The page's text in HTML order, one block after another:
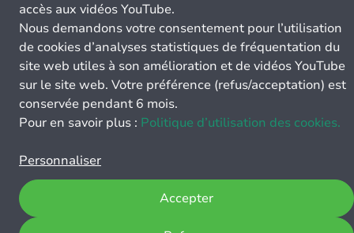
accès aux vidéos YouTube.
Nous demandons votre consentement pour l’utilisation
de cookies d’analyses statistiques de fréquentation du
site web utiles à son amélioration et de vidéos YouTube
sur le site web. Votre préférence (refus/acceptation) est
conservée pendant 6 mois.
Pour en savoir plus : Politique d’utilisation des cookies.
Personnaliser
Accepter